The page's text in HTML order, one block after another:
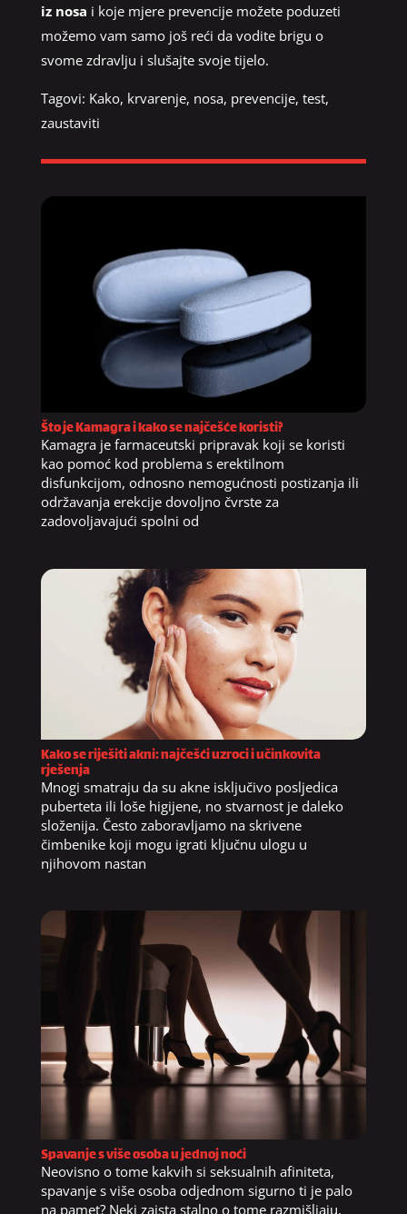
iz nosa i koje mjere prevencije možete poduzeti
možemo vam samo još reći da vodite brigu o
svome zdravlju i slušajte svoje tijelo.
Tagovi: Kako, krvarenje, nosa, prevencije, test,
zaustaviti
Što je Kamagra i kako se najčešće koristi?
Kamagra je farmaceutski pripravak koji se koristi
kao pomoć kod problema s erektilnom
disfunkcijom, odnosno nemogućnosti postizanja ili
održavanja erekcije dovoljno čvrste za
zadovoljavajući spolni od
Kako se riješiti akni: najčešći uzroci i učinkovita
rješenja
Mnogi smatraju da su akne isključivo posljedica
puberteta ili loše higijene, no stvarnost je daleko
složenija. Često zaboravljamo na skrivene
čimbenike koji mogu igrati ključnu ulogu u
njihovom nastan
Spavanje s više osoba u jednoj noći
Neovisno o tome kakvih si seksualnih afiniteta,
spavanje s više osoba odjednom sigurno ti je palo
na pamet? Neki zaista stalno o tome razmišljaju,